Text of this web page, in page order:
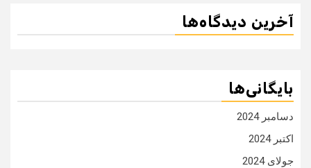
آخرین دیدگاه‌ها
بایگانی‌ها
دسامبر 2024
اکتبر 2024
جولای 2024